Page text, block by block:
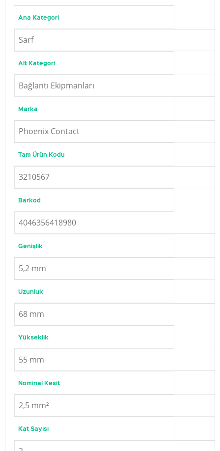
Ana Kategori
Sarf
Alt Kategori
Bağlantı Ekipmanları
Marka
Phoenix Contact
Tam Ürün Kodu
3210567
Barkod
4046356418980
Genişlik
5,2 mm
Uzunluk
68 mm
Yükseklik
55 mm
Nominal Kesit
2,5 mm²
Kat Sayısı